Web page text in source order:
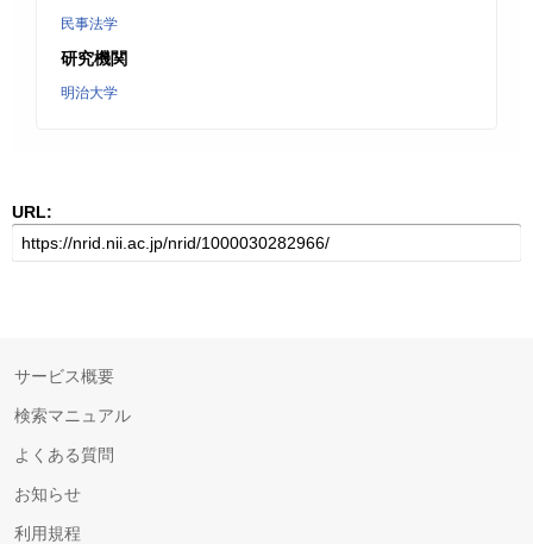
民事法学
研究機関
明治大学
URL:
サービス概要
検索マニュアル
よくある質問
お知らせ
利用規程